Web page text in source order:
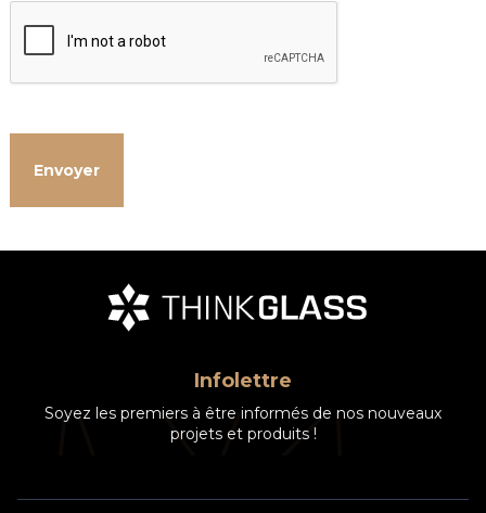
Infolettre
Soyez les premiers à être informés de nos nouveaux
projets et produits !